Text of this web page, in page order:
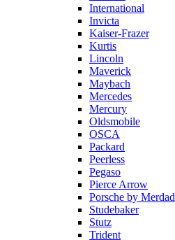
International
Invicta
Kaiser-Frazer
Kurtis
Lincoln
Maverick
Maybach
Mercedes
Mercury
Oldsmobile
OSCA
Packard
Peerless
Pegaso
Pierce Arrow
Porsche by Merdad
Studebaker
Stutz
Trident